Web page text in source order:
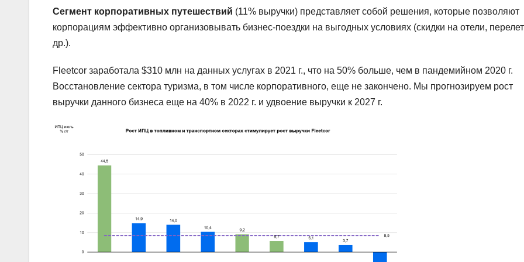
Сегмент корпоративных путешествий (11% выручки) представляет собой решения, которые позволяют
корпорациям эффективно организовывать бизнес-поездки на выгодных условиях (скидки на отели,
др.).
Fleetcor заработала $310 млн на данных услугах в 2021 г., что на 50% больше, чем в пандемийном 2020 г.
Восстановление сектора туризма, в том числе корпоративного, еще не закончено. Мы прогнозируем рост
выручки данного бизнеса еще на 40% в 2022 г. и удвоение выручки к 2027 г.